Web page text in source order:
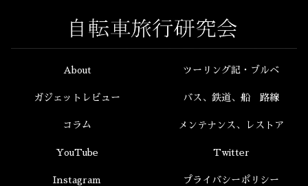
About ツーリング記・ブルベ
ガジェットレビュー バス、鉄道、船 路線
コラム メンテナンス、レストア
YouTube Twitter
Instagram プライバシーポリシー